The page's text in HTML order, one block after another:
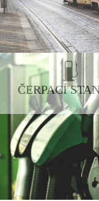
ČERPACÍ